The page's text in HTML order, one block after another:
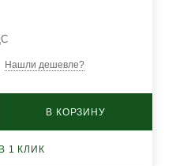
Нашли дешевле?
В КОРЗИНУ
1 КЛИК